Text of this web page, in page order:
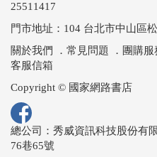
25511417
門市地址：104 台北市中山區
關於我們
． 常見問題 ． 團購服
客服信箱
Copyright © 國家網路書店
總公司：秀威資訊科技股份有
76巷65號